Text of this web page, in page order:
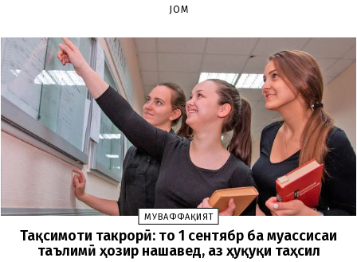
JOM
МУВАФФАҚИЯТ
Тақсимоти такрорӣ: то 1 сентябр ба муассисаи
таълимӣ ҳозир нашавед, аз ҳуқуқи таҳсил